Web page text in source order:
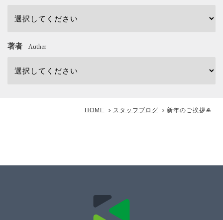
著者 Author
HOME スタッフブログ 新年のご挨拶🎍